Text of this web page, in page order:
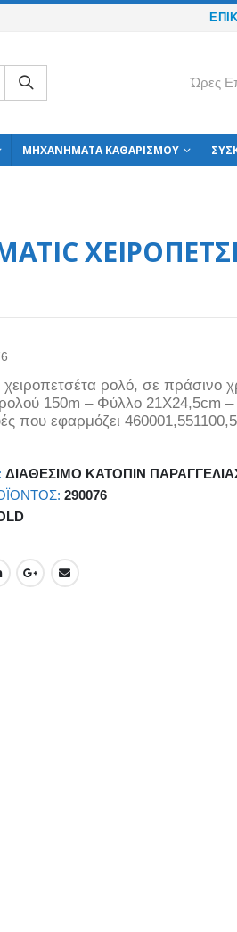
Ώρες
ΜΗΧΑΝΉΜΑΤΑ ΚΑΘΑΡΙΣΜΟΎ
χειροπετσέτα ρολό, σε πράσινο
150m – Φύλλο 21Χ24,5cm
που εφαρμόζει
ΔΙΑΘΈΣΙΜΟ ΚΑΤΌΠΙΝ
290076